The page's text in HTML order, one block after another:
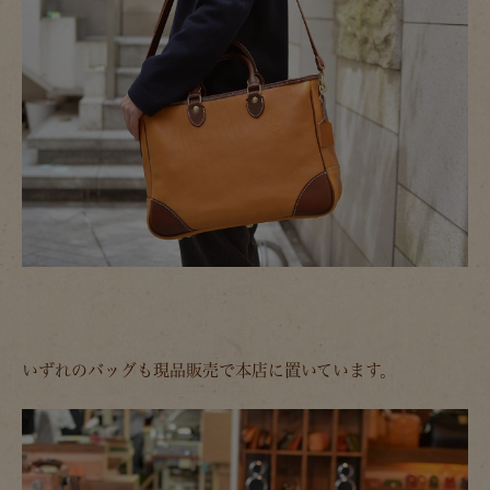
いずれのバッグも現品販売で本店に置いています。